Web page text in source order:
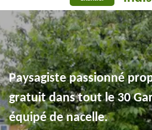
Paysagiste passionné
gratuit dans tout le 30
équipé de nacelle.